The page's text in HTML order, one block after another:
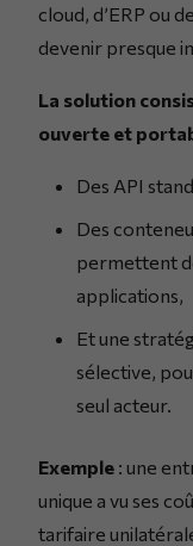
cloud, d’ERP ou
devenir presque
La solution
ouverte et
Des API
Des
permettent
applications,
Et une
sélective,
seul acteur.
Exemple : une
unique a vu ses
tarifaire